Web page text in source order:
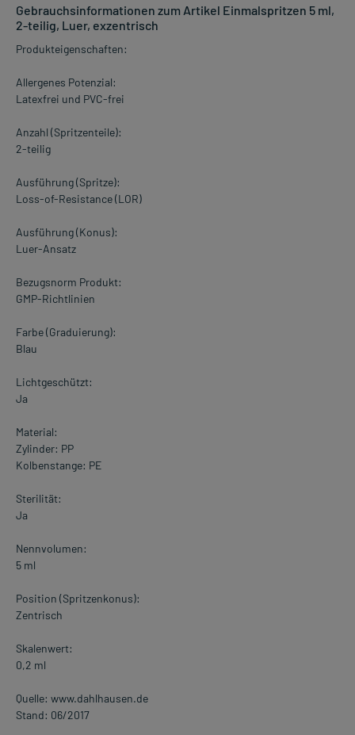
Gebrauchsinformationen zum Artikel Einmalspritzen 5 ml,
2-teilig, Luer, exzentrisch
Produkteigenschaften:
Allergenes Potenzial:
Latexfrei und PVC-frei
Anzahl (Spritzenteile):
2-teilig
Ausführung (Spritze):
Loss-of-Resistance (LOR)
Ausführung (Konus):
Luer-Ansatz
Bezugsnorm Produkt:
GMP-Richtlinien
Farbe (Graduierung):
Blau
Lichtgeschützt:
Ja
Material:
Zylinder: PP
Kolbenstange: PE
Sterilität:
Ja
Nennvolumen:
5 ml
Position (Spritzenkonus):
Zentrisch
Skalenwert:
0,2 ml
Quelle: www.dahlhausen.de
Stand: 06/2017